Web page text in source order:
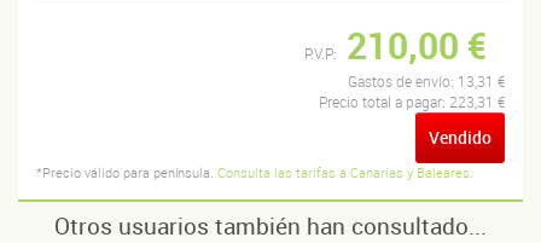
P.V.P: 210,00 €
Gastos de envío: 13,31 €
Precio total a pagar: 223,31 €
Vendido
*Precio válido para península. Consulta las tarifas a Canarias y Baleares.
Otros usuarios también han consultado...